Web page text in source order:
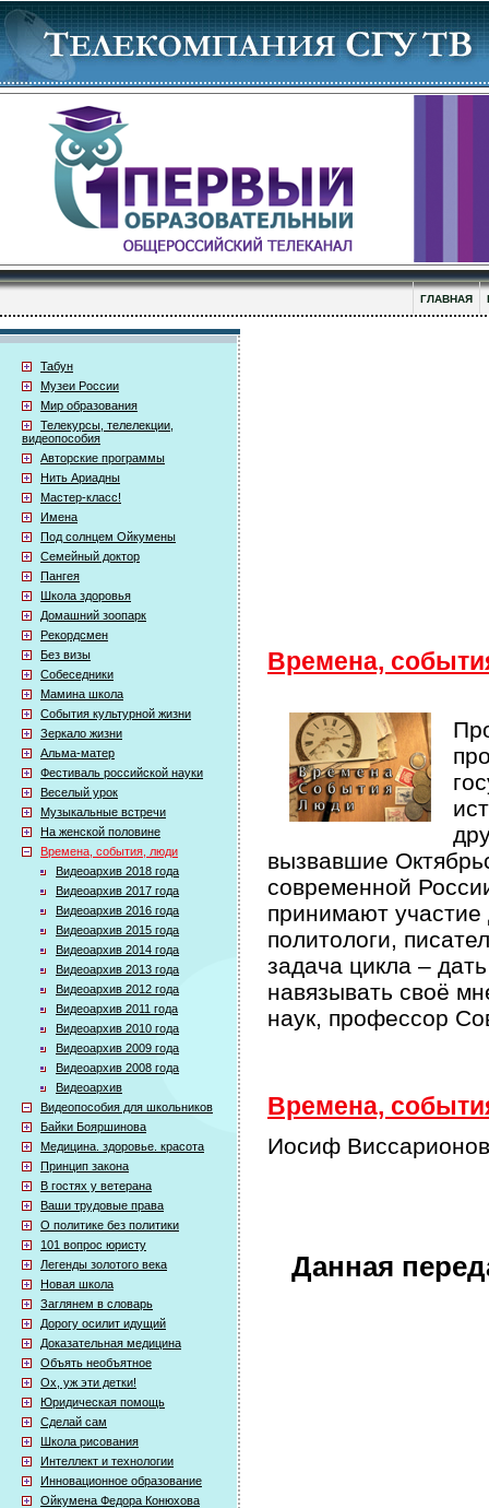
ГЛАВНАЯ
Табун
Музеи России
Мир образования
Телекурсы, телелекции,
видеопособия
Авторские программы
Нить Ариадны
Мастер-класс!
Имена
Под солнцем Ойкумены
Семейный доктор
Пангея
Школа здоровья
Домашний зоопарк
Рекордсмен
Без визы
Собеседники
Мамина школа
События культурной жизни
Зеркало жизни
Альма-матер
Фестиваль российской науки
Веселый урок
Музыкальные встречи
На женской половине
Времена, события, люди
Видеоархив 2018 года
Видеоархив 2017 года
Видеоархив 2016 года
Видеоархив 2015 года
Видеоархив 2014 года
Видеоархив 2013 года
Видеоархив 2012 года
Видеоархив 2011 года
Видеоархив 2010 года
Видеоархив 2009 года
Видеоархив 2008 года
Видеоархив
Видеопособия для школьников
Байки Бояршинова
Медицина. здоровье. красота
Принцип закона
В гостях у ветерана
Ваши трудовые права
О политике без политики
101 вопрос юристу
Легенды золотого века
Новая школа
Заглянем в словарь
Дорогу осилит идущий
Доказательная медицина
Объять необъятное
Ох, уж эти детки!
Юридическая помощь
Сделай сам
Школа рисования
Интеллект и технологии
Инновационное образование
Ойкумена Федора Конюхова
Времена,
вызвавшие
современной
принимают участие
политологи,
задача цикла –
навязывать своё
наук, профессор
Времена,
Иосиф
Данная